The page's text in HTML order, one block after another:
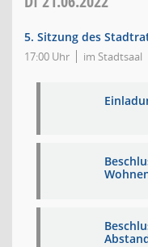
5. Sitzung des
17:00 Uhr im Stadtsaal